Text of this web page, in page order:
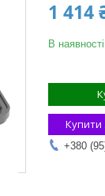
1 414
В наявності
Купити
+380